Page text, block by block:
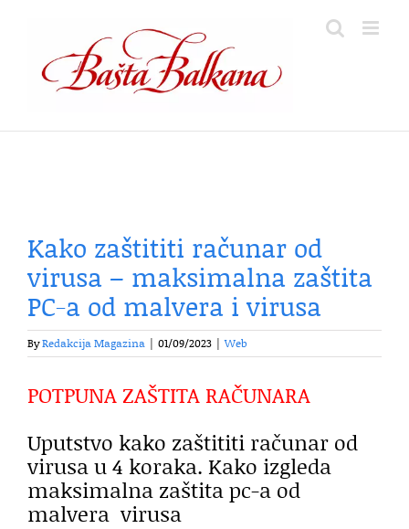
content
Kako zaštititi računar od
virusa – maksimalna zaštita
PC-a od malvera i virusa
ByRedakcija Magazina 01/09/2023 Web
POTPUNA ZAŠTITA RAČUNARA
Uputstvo kako zaštititi računar od
virusa u 4 koraka. Kako izgleda
maksimalna zaštita pc-a od
malvera virusa